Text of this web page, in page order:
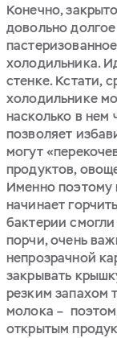
Конечно,
довольно
холодильника.
стенке. Кстати,
холодильнике
насколько в нем
позволяет
могут
продуктов,
Именно поэтому
начинает
бактерии
порчи, очень
непрозрачной
закрывать
резким запахом
молока –
открытым